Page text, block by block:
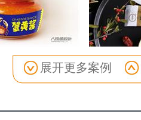
展开更多案例